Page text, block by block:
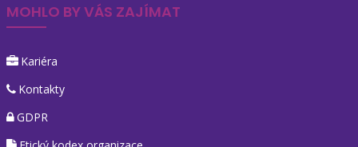
MOHLO BY VÁS ZAJÍMAT
Kariéra
Kontakty
GDPR